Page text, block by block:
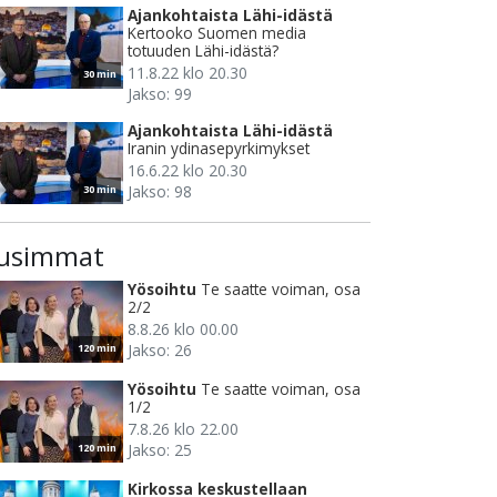
30 min
Ajankohtaista Lähi-idästä
Kertooko Suomen media
totuuden Lähi-idästä?
11.8.22 klo 20.30
Jakso: 99
30 min
Ajankohtaista Lähi-idästä
Iranin ydinasepyrkimykset
16.6.22 klo 20.30
Jakso: 98
120 min
Yösoihtu Te saatte voiman, osa
2/2
8.8.26 klo 00.00
Jakso: 26
120 min
Yösoihtu Te saatte voiman, osa
1/2
7.8.26 klo 22.00
Jakso: 25
Kirkossa keskustellaan